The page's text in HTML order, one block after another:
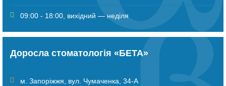
09:00 - 18:00, вихідний — неділя
Доросла стоматологія «БЕТА»
м. Запоріжжя, вул. Чумаченка, 34-А